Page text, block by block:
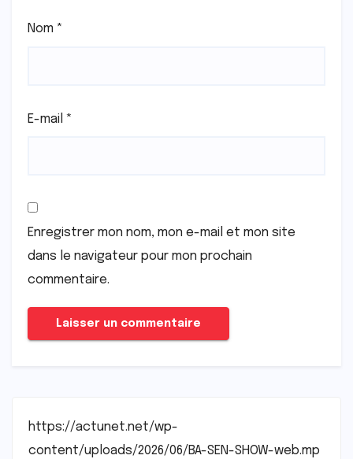
Nom *
E-mail *
Enregistrer mon nom, mon e-mail et mon site
dans le navigateur pour mon prochain
commentaire.
https://actunet.net/wp-
content/uploads/2026/06/BA-SEN-SHOW-web.mp